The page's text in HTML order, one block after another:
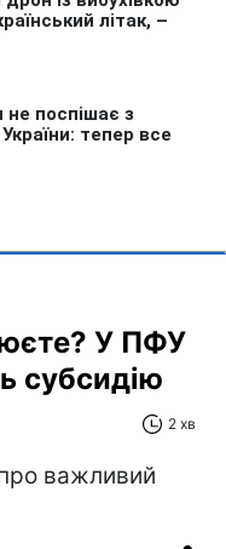
У ПФУ
субсидію
2 хв
важливий